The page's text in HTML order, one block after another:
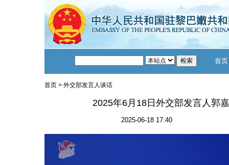
首页
首页> 外交部发言人谈话
2025年6月18日外交部发言人郭
2025-06-18 17:40